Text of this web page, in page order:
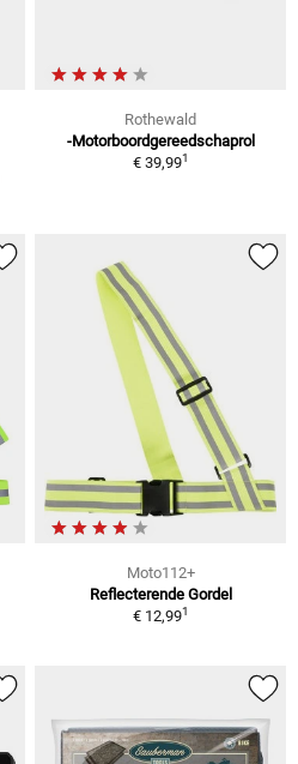
Rothewald
-Motorboordgereedschaprol
€ 39,991
Moto112+
Reflecterende Gordel
€ 12,991